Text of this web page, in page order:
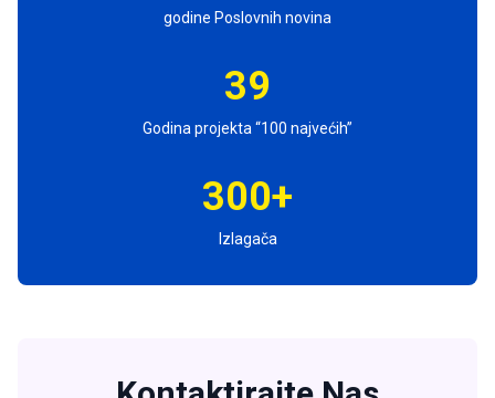
godine Poslovnih novina
39
Godina projekta “100 najvećih”
300+
Izlagača